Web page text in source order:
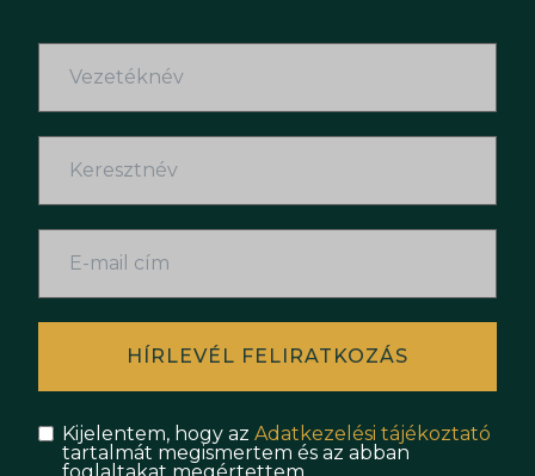
HÍRLEVÉL FELIRATKOZÁS
Kijelentem, hogy az Adatkezelési tájékoztató
tartalmát megismertem és az abban